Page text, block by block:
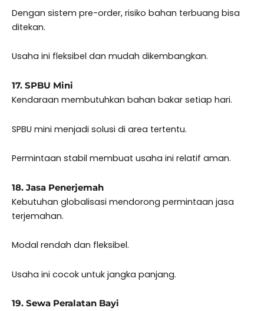
Dengan sistem pre-order, risiko bahan terbuang bisa
ditekan.
Usaha ini fleksibel dan mudah dikembangkan.
17. SPBU Mini
Kendaraan membutuhkan bahan bakar setiap hari.
SPBU mini menjadi solusi di area tertentu.
Permintaan stabil membuat usaha ini relatif aman.
18. Jasa Penerjemah
Kebutuhan globalisasi mendorong permintaan jasa
terjemahan.
Modal rendah dan fleksibel.
Usaha ini cocok untuk jangka panjang.
19. Sewa Peralatan Bayi